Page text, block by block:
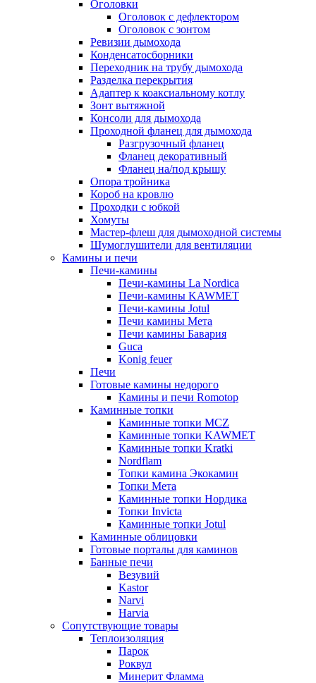
Оголовки
Оголовок с дефлектором
Оголовок с зонтом
Ревизии дымохода
Конденсатосборники
Переходник на трубу дымохода
Разделка перекрытия
Адаптер к коаксиальному котлу
Зонт вытяжной
Консоли для дымохода
Проходной фланец для дымохода
Разгрузочный фланец
Фланец декоративный
Фланец на/под крышу
Опора тройника
Короб на кровлю
Проходки с юбкой
Хомуты
Мастер-флеш для дымоходной системы
Шумоглушители для вентиляции
Камины и печи
Печи-камины
Печи-камины La Nordica
Печи-камины KAWMET
Печи-камины Jotul
Печи камины Мета
Печи камины Бавария
Guca
Konig feuer
Печи
Готовые камины недорого
Камины и печи Romotop
Каминные топки
Каминные топки MCZ
Каминные топки KAWMET
Каминные топки Kratki
Nordflam
Топки камина Экокамин
Топки Мета
Каминные топки Нордика
Топки Invicta
Каминные топки Jotul
Каминные облицовки
Готовые порталы для каминов
Банные печи
Везувий
Kastor
Narvi
Harvia
Сопутствующие товары
Теплоизоляция
Парок
Роквул
Минерит Фламма